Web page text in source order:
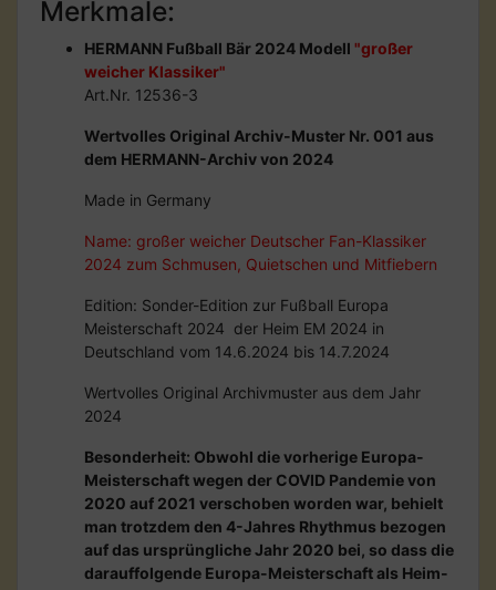
Merkmale:
HERMANN Fußball Bär 2024 Modell "großer
weicher Klassiker"
Art.Nr. 12536-3
Wertvolles Original Archiv-Muster Nr. 001 aus
dem HERMANN-Archiv von 2024
Made in Germany
Name: großer weicher Deutscher Fan-Klassiker
2024 zum Schmusen, Quietschen und Mitfiebern
Edition: Sonder-Edition zur Fußball Europa
Meisterschaft 2024 der Heim EM 2024 in
Deutschland vom 14.6.2024 bis 14.7.2024
Wertvolles Original Archivmuster aus dem Jahr
2024
Besonderheit: Obwohl die vorherige Europa-
Meisterschaft wegen der COVID Pandemie von
2020 auf 2021 verschoben worden war, behielt
man trotzdem den 4-Jahres Rhythmus bezogen
auf das ursprüngliche Jahr 2020 bei, so dass die
darauffolgende Europa-Meisterschaft als Heim-